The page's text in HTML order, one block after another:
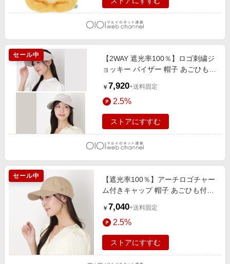
セール中
【2WAY 遮光率100％】ロゴ刺繍ジ
ョッキー バイザー 帽子 あごひも付
￥ 7,920+送料固定
2.5%
ストアにすすむ
セール中
【遮光率100％】アーチロゴチャー
ム付きキャップ 帽子 あごひも付き
￥ 7,040+送料固定
2.5%
ストアにすすむ